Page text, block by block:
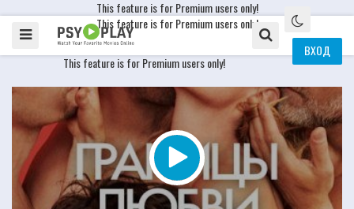
This feature is for Premium users only!
This feature is for Premium users only!
ВХОД
This feature is for Premium users only!